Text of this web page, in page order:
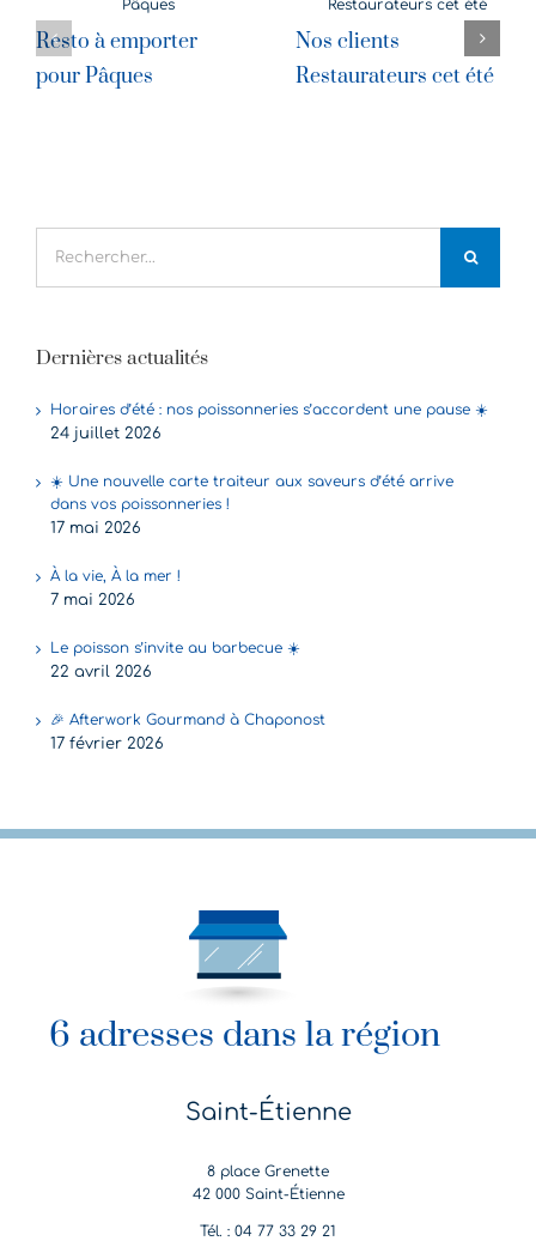
Resto à emporter
pour Pâques
Nos clients
Restaurateurs cet été
Dernières actualités
Horaires d’été : nos poissonneries s’accordent une pause ☀️
24 juillet 2026
☀️ Une nouvelle carte traiteur aux saveurs d’été arrive
dans vos poissonneries !
17 mai 2026
À la vie, À la mer !
7 mai 2026
Le poisson s’invite au barbecue ☀️
22 avril 2026
🎉 Afterwork Gourmand à Chaponost
17 février 2026
6 adresses dans la région
Saint-Étienne
8 place Grenette
42 000 Saint-Étienne
Tél. : 04 77 33 29 21